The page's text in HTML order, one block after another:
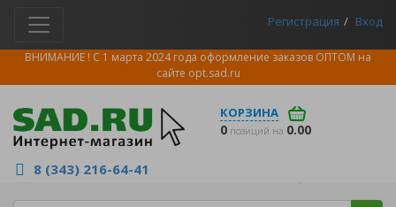
Регистрация Вход
ВНИМАНИЕ ! С 1 марта 2024 года оформление заказов ОПТОМ на
сайте opt.sad.ru
КОРЗИНА
0 позиций на 0.00
8 (343) 216-64-41